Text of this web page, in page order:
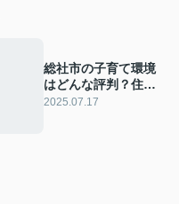
総社市の子育て環境
はどんな評判？住宅
購入時に知っておき
2025.07.17